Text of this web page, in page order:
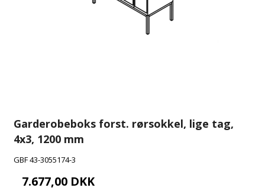
Garderobeboks forst. rørsokkel, lige tag,
4x3, 1200 mm
GBF 43-3055174-3
7.677,00 DKK